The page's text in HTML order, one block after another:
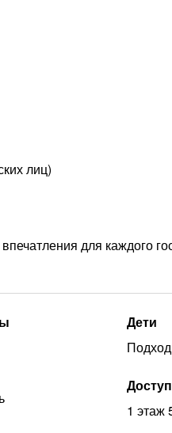
лиц)
для каждого
Дети
1 этаж